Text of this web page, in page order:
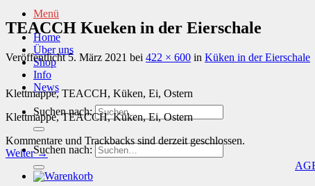
Menü
Home
Über uns
Shop
Info
News
Suchen nach:
Suchen nach:
TEACCH Kueken in der Eierschale
Veröffentlicht5. März 2021 bei 422 × 600 in Küken in der Eierschale
Klettmappe, TEACCH, Küken, Ei, Ostern
Klettmappe, TEACCH, Küken, Ei, Ostern
Kommentare und Trackbacks sind derzeit geschlossen.
Weiter→